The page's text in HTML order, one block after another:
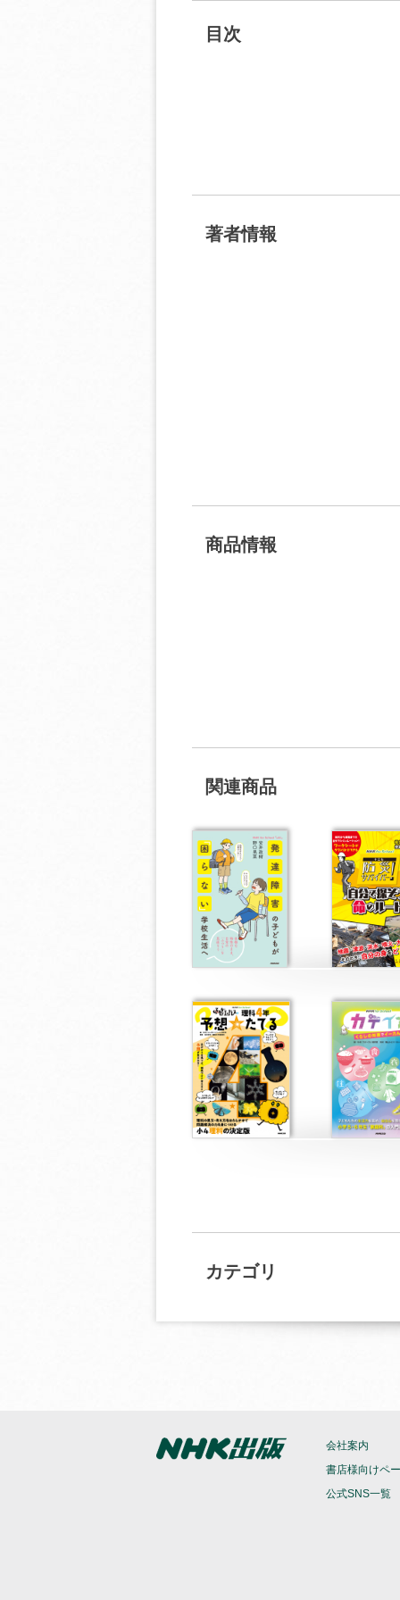
目次
著者情報
商品情報
関連商品
カテゴリ
会社案内
書店様向けペ
公式SNS一覧